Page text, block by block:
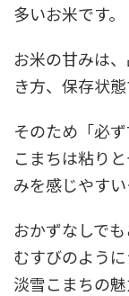
多いお米です。
お米の甘みは
き方、保存状態
そのため「必
こまちは粘り
みを感じやすい
おかずなしで
むすびのよう
淡雪こまちの